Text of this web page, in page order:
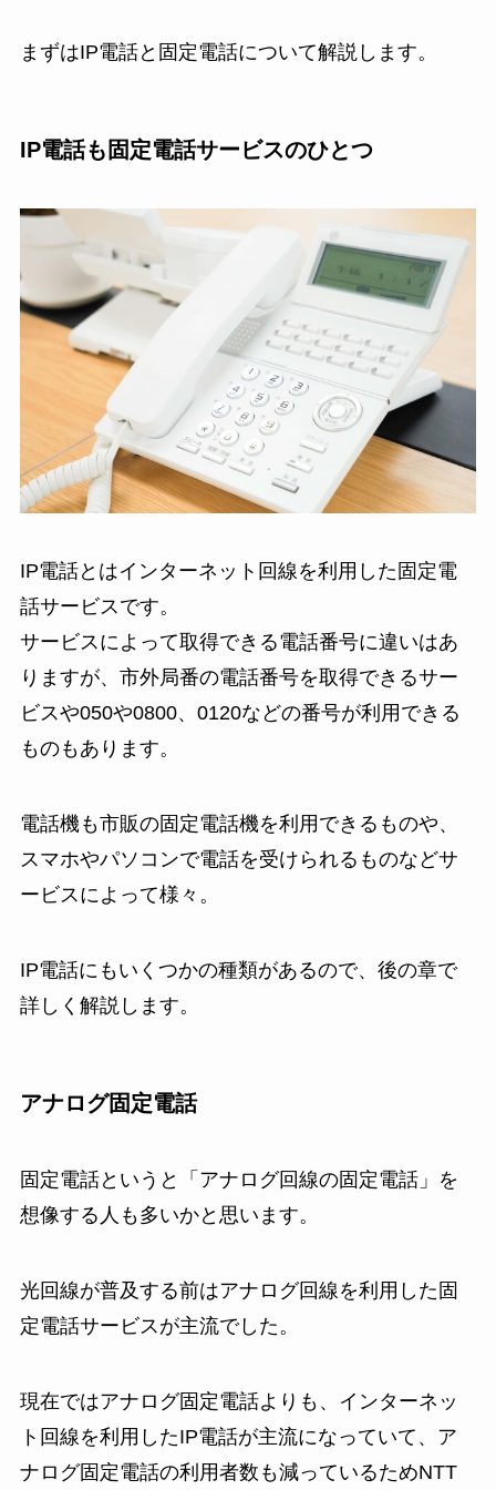
まずはIP電話と固定電話について解説します。
IP電話も固定電話サービスのひとつ
IP電話とはインターネット回線を利用した固定電
話サービスです。
サービスによって取得できる電話番号に違いはあ
りますが、市外局番の電話番号を取得できるサー
ビスや050や0800、0120などの番号が利用できる
ものもあります。
電話機も市販の固定電話機を利用できるものや、
スマホやパソコンで電話を受けられるものなどサ
ービスによって様々。
IP電話にもいくつかの種類があるので、後の章で
詳しく解説します。
アナログ固定電話
固定電話というと「アナログ回線の固定電話」を
想像する人も多いかと思います。
光回線が普及する前はアナログ回線を利用した固
定電話サービスが主流でした。
現在ではアナログ固定電話よりも、インターネッ
ト回線を利用したIP電話が主流になっていて、ア
ナログ固定電話の利用者数も減っているためNTT